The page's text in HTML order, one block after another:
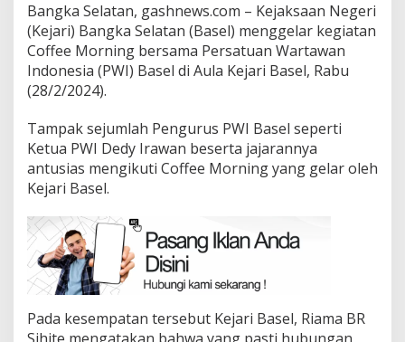
Bangka Selatan, gashnews.com – Kejaksaan Negeri
(Kejari) Bangka Selatan (Basel) menggelar kegiatan
Coffee Morning bersama Persatuan Wartawan
Indonesia (PWI) Basel di Aula Kejari Basel, Rabu
(28/2/2024).
Tampak sejumlah Pengurus PWI Basel seperti
Ketua PWI Dedy Irawan beserta jajarannya
antusias mengikuti Coffee Morning yang gelar oleh
Kejari Basel.
Pada kesempatan tersebut Kejari Basel, Riama BR
Sihite mengatakan bahwa yang pasti hubungan